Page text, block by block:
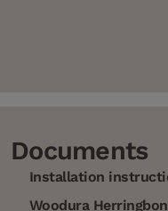
Documents
Installation
Woodura